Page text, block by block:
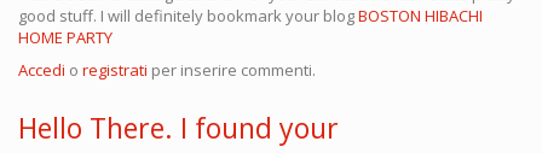
good stuff. I will definitely bookmark your blogBOSTON HIBACHI
HOME PARTY
Accedi o registrati per inserire commenti.
Hello There. I found your